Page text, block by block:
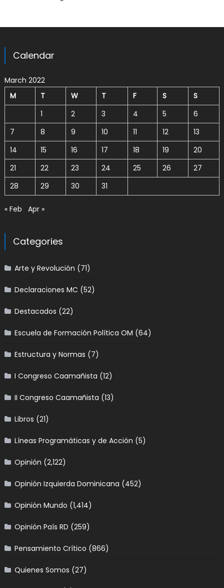
Calendar
March 2022
M
T W T F S
S
1
2 3 4 5
6
7
8 9 10 11 12
13
14
15 16 17 18 19
20
21
22 23 24 25 26
27
28
29 30 31
« Feb Apr »
Categories
Arte y Revolución (71)
Declaraciones MC (52)
Destacados (22)
Escuela de Formación Política OM (64)
Estructura y Normas (7)
I Congreso Caamañista (12)
II Congreso Caamañista (13)
Libros (21)
Líneas Programáticas y de Acción (5)
Opinión (2,122)
Opinión Izquierda Dominicana (452)
Opinión Mundo (1,414)
Opinión País RD (259)
Pensamiento Crítico (866)
Quienes Somos (27)